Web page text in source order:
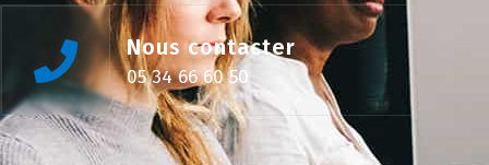
Nous contacter
05 34 66 60 50